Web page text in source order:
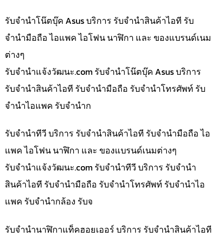
รับจำนำโน๊ตบุ๊ค Asus บริการ รับจำนำสินค้าไอที รับ
จำนำมือถือ ไอแพค ไอโฟน นาฬิกา และ ของแบรนด์เนม
ต่างๆ
รับจํานําแจ้งวัฒนะ.com รับจำนำโน๊ตบุ๊ค Asus บริการ
รับจำนำสินค้าไอที รับจำนำมือถือ รับจำนำโทรศัพท์ รับ
จำนำไอแพค รับจำนำก
รับจำนำทีวี บริการ รับจำนำสินค้าไอที รับจำนำมือถือ ไอ
แพค ไอโฟน นาฬิกา และ ของแบรนด์เนมต่างๆ
รับจํานําแจ้งวัฒนะ.com รับจำนำทีวี บริการ รับจำนำ
สินค้าไอที รับจำนำมือถือ รับจำนำโทรศัพท์ รับจำนำไอ
แพค รับจำนำกล้อง รับจ
รับจำนำนาฬิกาแท็คฮอยเออร์ บริการ รับจำนำสินค้าไอที